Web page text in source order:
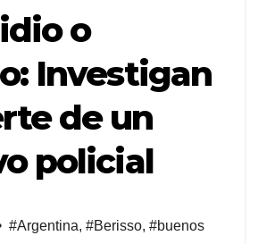
o
Investigan
de un
policial
#Argentina, #Berisso, #buenos